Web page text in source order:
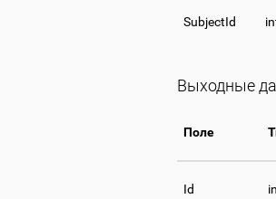
SubjectId
Выходные
Поле
Id